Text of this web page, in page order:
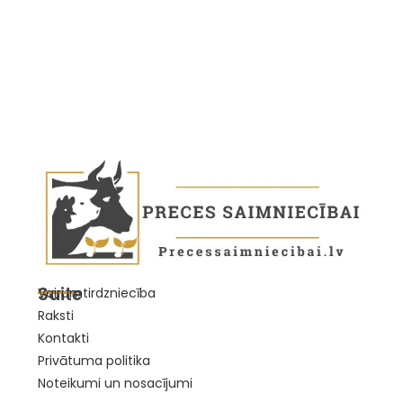
Saite
Vairumtirdzniecība
Raksti
Kontakti
Privātuma politika
Noteikumi un nosacījumi